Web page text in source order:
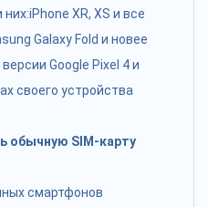
XR, XS и все
Galaxy Fold и новее
Google Pixel 4 и
своего устройства
обычную SIM-карту
смартфонов